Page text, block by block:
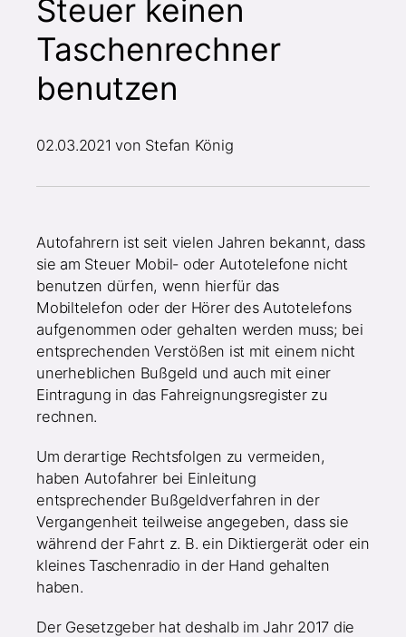
Steuer keinen
Taschenrechner
benutzen
02.03.2021 von Stefan König
Autofahrern ist seit vielen Jahren bekannt, dass
sie am Steuer Mobil- oder Autotelefone nicht
benutzen dürfen, wenn hierfür das
Mobiltelefon oder der Hörer des Autotelefons
aufgenommen oder gehalten werden muss; bei
entsprechenden Verstößen ist mit einem nicht
unerheblichen Bußgeld und auch mit einer
Eintragung in das Fahreignungsregister zu
rechnen.
Um derartige Rechtsfolgen zu vermeiden,
haben Autofahrer bei Einleitung
entsprechender Bußgeldverfahren in der
Vergangenheit teilweise angegeben, dass sie
während der Fahrt z. B. ein Diktiergerät oder ein
kleines Taschenradio in der Hand gehalten
haben.
Der Gesetzgeber hat deshalb im Jahr 2017 die